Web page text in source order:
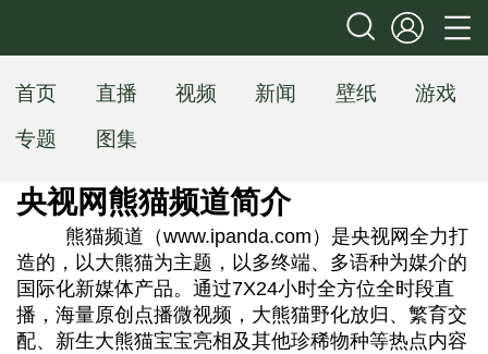
首页 直播 视频 新闻 壁纸 游戏
专题 图集
央视网熊猫频道简介
熊猫频道（www.ipanda.com）是央视网全力打
造的，以大熊猫为主题，以多终端、多语种为媒介的
国际化新媒体产品。通过7X24小时全方位全时段直
播，海量原创点播微视频，大熊猫野化放归、繁育交
配、新生大熊猫宝宝亮相及其他珍稀物种等热点内容